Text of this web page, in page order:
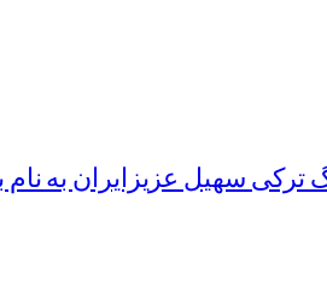
ترکی سهیل عزیزایران به نام